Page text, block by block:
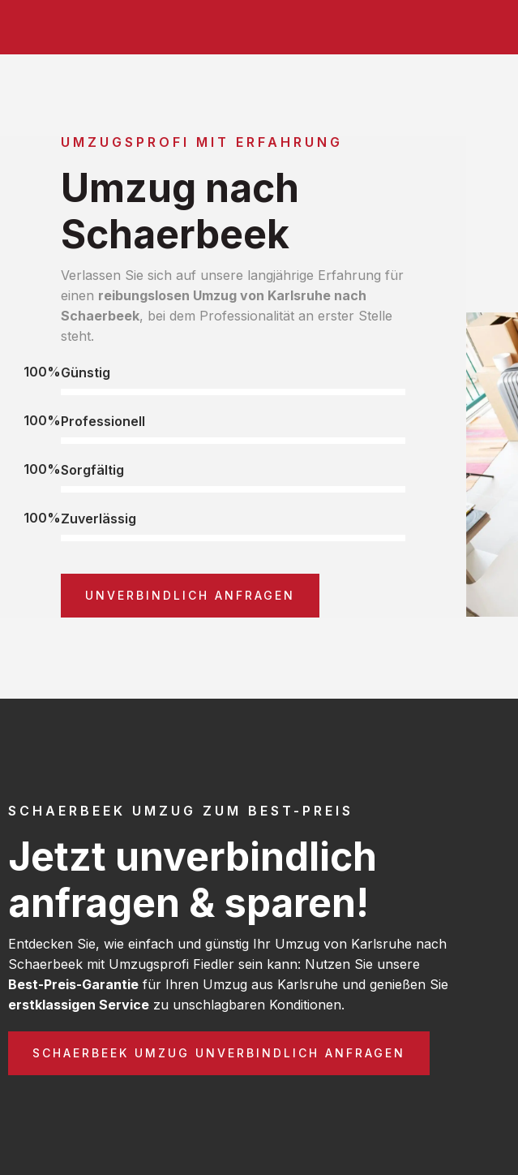
UMZUGSPROFI MIT ERFAHRUNG
Umzug nach
Schaerbeek
Verlassen Sie sich auf unsere langjährige Erfahrung für
einen reibungslosen Umzug von Karlsruhe nach
Schaerbeek, bei dem Professionalität an erster Stelle
steht.
Günstig
100%
Professionell
100%
Sorgfältig
100%
Zuverlässig
100%
UNVERBINDLICH ANFRAGEN
SCHAERBEEK UMZUG ZUM BEST-PREIS
Jetzt unverbindlich
anfragen & sparen!
Entdecken Sie, wie einfach und günstig Ihr Umzug von Karlsruhe nach
Schaerbeek mit Umzugsprofi Fiedler sein kann: Nutzen Sie unsere
Best-Preis-Garantie für Ihren Umzug aus Karlsruhe und genießen Sie
erstklassigen Service zu unschlagbaren Konditionen.
SCHAERBEEK UMZUG UNVERBINDLICH ANFRAGEN